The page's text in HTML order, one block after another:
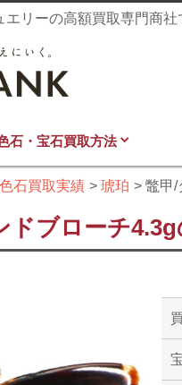
リーの高額買取専門商
石・宝石買取方法
色石買取実績 琥珀 鼈甲/
ドブローチ4.3g